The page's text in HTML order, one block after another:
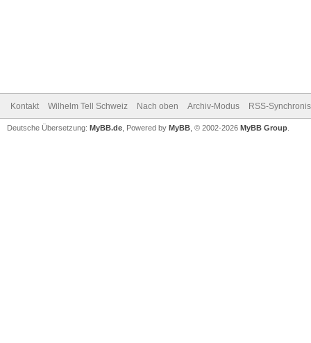
Kontakt Wilhelm Tell Schweiz Nach oben Archiv-Modus RSS-
Deutsche Übersetzung: MyBB.de , Powered by MyBB , © 2002-2026 MyBB Group